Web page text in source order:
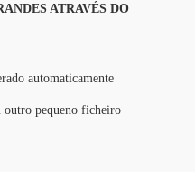
ATRAVÉS DO
automaticamente
pequeno ficheiro